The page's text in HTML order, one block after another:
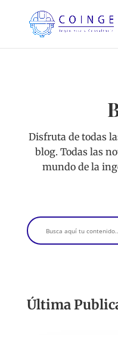
Disfruta de todas
blog. Todas las
mundo de la
Última